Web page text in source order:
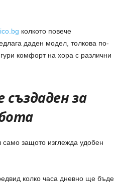
колкото повече
даден модел, толкова по-
комфорт на хора с различни
създаден за
само защото изглежда удобен
колко часа дневно ще бъде